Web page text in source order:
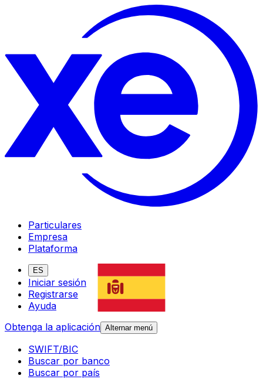
Particulares
Empresa
Plataforma
ES
Iniciar sesión
Registrarse
Ayuda
Obtenga la aplicación Alternar menú
SWIFT/BIC
Buscar por banco
Buscar por país